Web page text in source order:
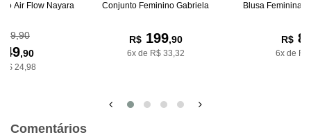
Air Flow Nayara
,90
24,98
Conjunto Feminino Gabriela
R$199,90
6x de R$ 33,32
Blusa Feminina
R$
6x de
Comentários